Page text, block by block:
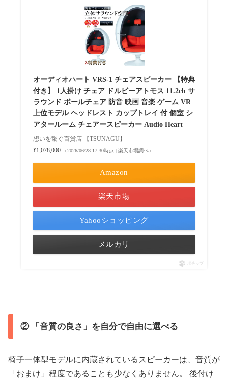
オーディオハート VRS-1 チェアスピーカー 【特典
付き】 1人掛け チェア ドルビーアトモス 11.2ch サ
ラウンド ボールチェア 防音 映画 音楽 ゲーム VR
上位モデル ヘッドレスト カップトレイ 付 個室 シ
アタールーム チェアースピーカー Audio Heart
想いを繋ぐ百貨店 【TSUNAGU】
¥1,078,000
（2026/06/28 17:30時点 | 楽天市場調べ）
Amazon
楽天市場
Yahooショッピング
メルカリ
ポチップ
② 「音質の良さ」を自分で自由に選べる
椅子一体型モデルに内蔵されているスピーカーは、音質が
「おまけ」程度であることも少なくありません。 後付け